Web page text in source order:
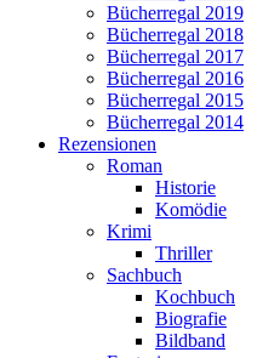
Bücherregal 2019
Bücherregal 2018
Bücherregal 2017
Bücherregal 2016
Bücherregal 2015
Bücherregal 2014
Rezensionen
Roman
Historie
Komödie
Krimi
Thriller
Sachbuch
Kochbuch
Biografie
Bildband